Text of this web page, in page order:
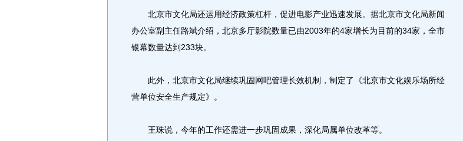
北京市文化局还运用经济政策杠杆，促进电影产业迅速发展。据北京市文化局新闻
办公室副主任路斌介绍，北京多厅影院数量已由2003年的4家增长为目前的34家，全市
银幕数量达到233块。
此外，北京市文化局继续巩固网吧管理长效机制，制定了《北京市文化娱乐场所经
营单位安全生产规定》。
王珠说，今年的工作还需进一步巩固成果，深化局属单位改革等。